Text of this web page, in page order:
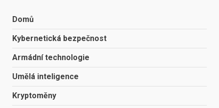
Domů
Kybernetická bezpečnost
Armádní technologie
Umělá inteligence
Kryptoměny